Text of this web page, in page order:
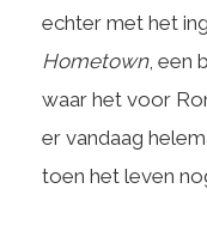
echter met het
Hometown, een
waar het voor
er vandaag
toen het leven